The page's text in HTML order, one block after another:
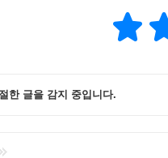
한 글을 감지 중입니다.